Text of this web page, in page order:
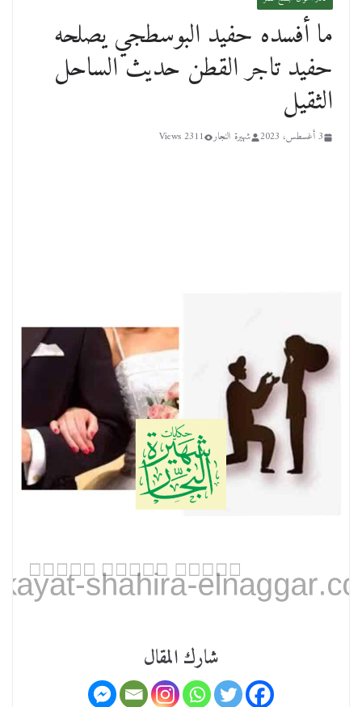
ما أفسده حفيد البوسطجي يصلحه
حفيد تاجر القطن حديث الساحل
الثقيل
3 أغسطس، 2023 شهيرة النجار 2311 Views
شارك المقال